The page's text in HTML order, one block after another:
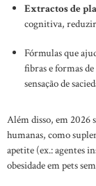
Extractos de
cognitiva, reduzir
Fórmulas que
fibras e formas
sensação de
Além disso, em 2026
humanas, como
apetite (ex.: agentes
obesidade em pets